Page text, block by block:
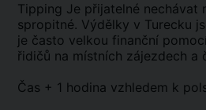
Tipping Je přijatelné nechávat
spropitné. Výdělky v Turecku
je často velkou finanční
řidičů na místních zájezdech a
Čas + 1 hodina vzhledem k